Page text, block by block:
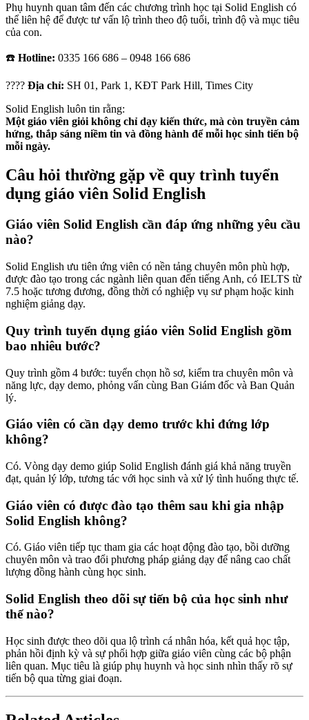
Phụ huynh quan tâm đến các chương trình học tại Solid English có
thể liên hệ để được tư vấn lộ trình theo độ tuổi, trình độ và mục tiêu
của con.
☎️ Hotline: 0335 166 686 – 0948 166 686
???? Địa chỉ: SH 01, Park 1, KĐT Park Hill, Times City
Solid English luôn tin rằng:
Một giáo viên giỏi không chỉ dạy kiến thức, mà còn truyền cảm
hứng, thắp sáng niềm tin và đồng hành để mỗi học sinh tiến bộ
mỗi ngày.
Câu hỏi thường gặp về quy trình tuyển
dụng giáo viên Solid English
Giáo viên Solid English cần đáp ứng những yêu cầu
nào?
Solid English ưu tiên ứng viên có nền tảng chuyên môn phù hợp,
được đào tạo trong các ngành liên quan đến tiếng Anh, có IELTS từ
7.5 hoặc tương đương, đồng thời có nghiệp vụ sư phạm hoặc kinh
nghiệm giảng dạy.
Quy trình tuyển dụng giáo viên Solid English gồm
bao nhiêu bước?
Quy trình gồm 4 bước: tuyển chọn hồ sơ, kiểm tra chuyên môn và
năng lực, dạy demo, phỏng vấn cùng Ban Giám đốc và Ban Quản
lý.
Giáo viên có cần dạy demo trước khi đứng lớp
không?
Có. Vòng dạy demo giúp Solid English đánh giá khả năng truyền
đạt, quản lý lớp, tương tác với học sinh và xử lý tình huống thực tế.
Giáo viên có được đào tạo thêm sau khi gia nhập
Solid English không?
Có. Giáo viên tiếp tục tham gia các hoạt động đào tạo, bồi dưỡng
chuyên môn và trao đổi phương pháp giảng dạy để nâng cao chất
lượng đồng hành cùng học sinh.
Solid English theo dõi sự tiến bộ của học sinh như
thế nào?
Học sinh được theo dõi qua lộ trình cá nhân hóa, kết quả học tập,
phản hồi định kỳ và sự phối hợp giữa giáo viên cùng các bộ phận
liên quan. Mục tiêu là giúp phụ huynh và học sinh nhìn thấy rõ sự
tiến bộ qua từng giai đoạn.